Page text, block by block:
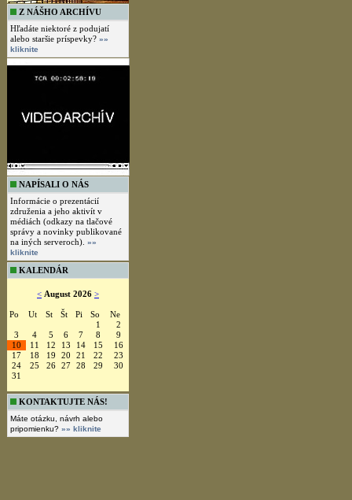
Z NÁŠHO ARCHÍVU
Hľadáte niektoré z podujatí
alebo staršie príspevky? »»
kliknite
NAPÍSALI O NÁS
Informácie o prezentácií
združenia a jeho aktivít v
médiách (odkazy na tlačové
správy a novinky publikované
na iných serveroch). »»
kliknite
KALENDÁR
< August 2026 >
Po Ut St Št Pi So
Ne
1
2
3
4 5 6 7 8
9
10
11 12 13 14 15
16
17
18 19 20 21 22
23
24
25 26 27 28 29
30
31
KONTAKTUJTE NÁS!
Máte otázku, návrh alebo
pripomienku? »» kliknite